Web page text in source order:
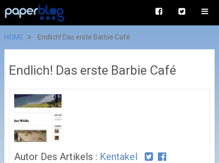
HOME Endlich! Das erste Barbie Café
Endlich! Das erste Barbie Café
Autor Des Artikels : Kentakel